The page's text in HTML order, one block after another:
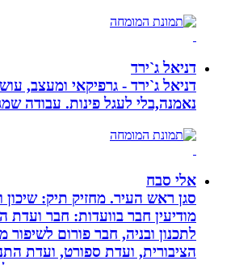
דניאל ג`ירד
דניאל ג`ירד - גרפיקאי ומעצב, עושה
נאמנה,בלי לעגל פינות. עבודה
אלי סבח
סגן ראש העיר. מחזיק תיק: שיכון
מודיעין חבר בוועדות: חבר ועדת
לתכנון ובניה, חבר פורום לשיפור
הציבורית, ועדת ספורט, ועדת